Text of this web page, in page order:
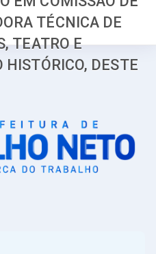
TÉCNICA DE
TEATRO E
HISTÓRICO, DESTE